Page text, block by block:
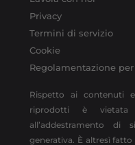
Privacy
Termini di servizio
Cookie
Regolamentazione
Rispetto ai contenuti
riprodotti è vietata
all’addestramento di
generativa. È altresì